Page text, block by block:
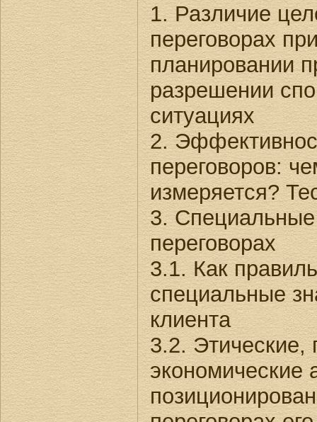
1. Различие
переговорах
планировании
разрешении
ситуациях
2.
переговоров:
измеряется?
3.
переговорах
3.1. Как
специальные
клиента
3.2. Этические,
экономические